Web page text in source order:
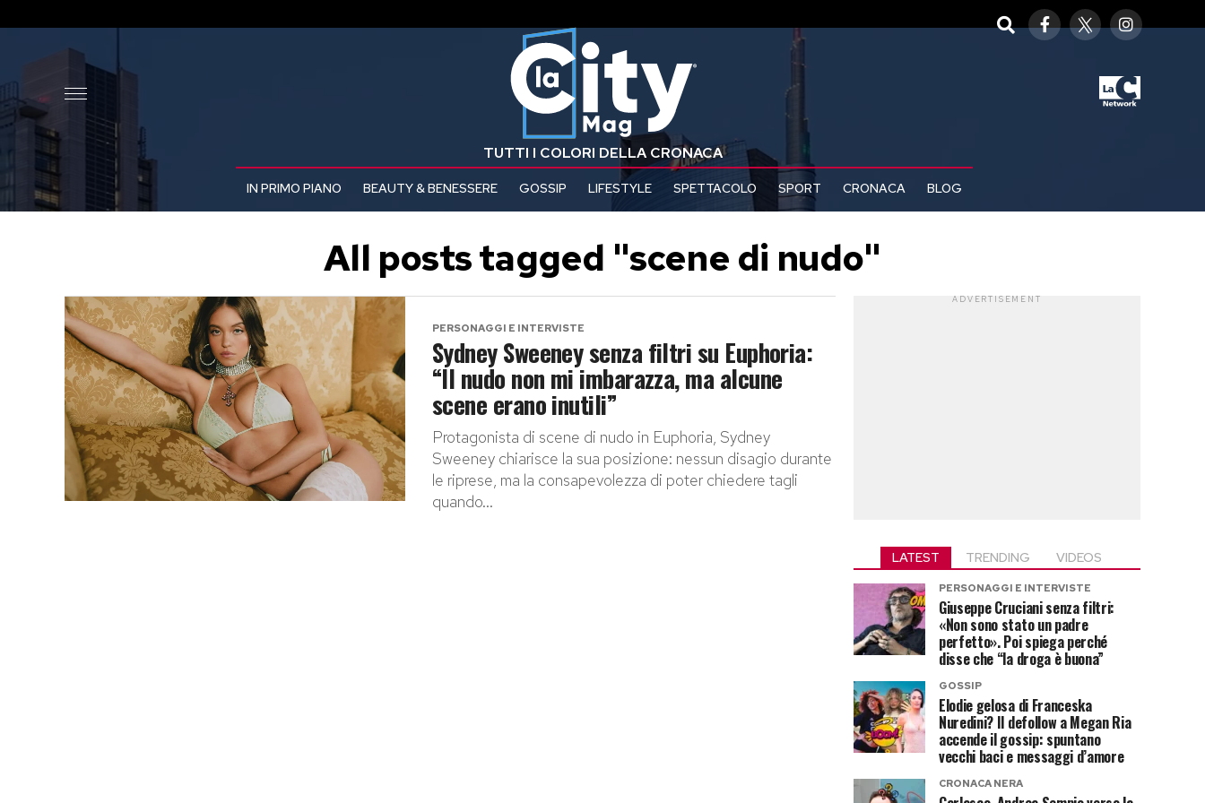
TUTTI I COLORI DELLA CRONACA
IN PRIMO PIANO BEAUTY & BENESSERE GOSSIP LIFESTYLE SPETTACOLO SPORT CRONACA BLOG
All posts tagged "scene di nudo"
PERSONAGGI E INTERVISTE
Sydney Sweeney senza filtri su Euphoria:
“Il nudo non mi imbarazza, ma alcune
scene erano inutili”
Protagonista di scene di nudo in Euphoria, Sydney
Sweeney chiarisce la sua posizione: nessun disagio durante
le riprese, ma la consapevolezza di poter chiedere tagli
quando...
ADVERTISEMENT
LATEST TRENDING VIDEOS
PERSONAGGI E INTERVISTE
Giuseppe Cruciani senza filtri:
«Non sono stato un padre
perfetto». Poi spiega perché
disse che “la droga è buona”
GOSSIP
Elodie gelosa di Franceska
Nuredini? Il defollow a Megan Ria
accende il gossip: spuntano
vecchi baci e messaggi d’amore
CRONACA NERA